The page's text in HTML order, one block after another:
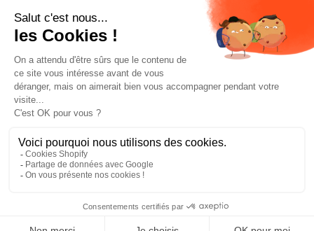
TARIFS PRO
SKIS FREERIDE
SKIS RANDONNÉE
SKIS ALL MOUNTAIN
ÉQUIPEMENT
CONFIDENTIALITÉ CGV MENTIONS LÉGALES
2026 SLOVAQUIE, € EUR